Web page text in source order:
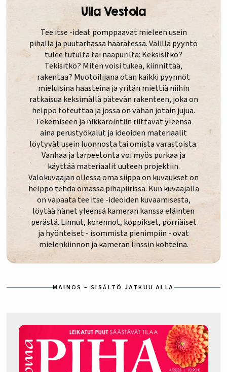
Ulla Vestola
Tee itse -ideat pomppaavat mieleen usein
pihalla ja puutarhassa häärätessä. Välillä pyyntö
tulee tutulta tai naapurilta: Keksisitkö?
Tekisitkö? Miten voisi tukea, kiinnittää,
rakentaa? Muotoilijana otan kaikki pyynnöt
mieluisina haasteina ja yritän miettiä niihin
ratkaisua keksimällä pätevän rakenteen, joka on
helppo toteuttaa ja jossa on vähän jotain jujua.
Tekemiseen ja nikkarointiin riittävät yleensä
aina perustyökalut ja ideoiden materiaalit
löytyvät usein luonnosta tai omista varastoista.
Vanhaa ja tarpeetonta voi myös purkaa ja
käyttää materiaalit uuteen projektiin.
Valokuvaajan ollessa oma siippa on kuvaukset on
helppo tehdä omassa pihapiirissä. Kun kuvaajalla
on vapaata tee itse -ideoiden kuvaamisesta,
löytää hänet yleensä kameran kanssa eläinten
perästä. Linnut, korennot, koppikset, pörriäiset
ja hyönteiset - isommista pienimpiin - ovat
mielenkiinnon ja kameran linssin kohteina.
MAINOS – SISÄLTÖ JATKUU ALLA